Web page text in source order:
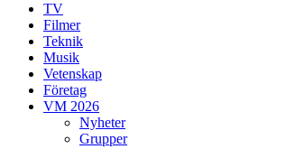
TV
Filmer
Teknik
Musik
Vetenskap
Företag
VM 2026
Nyheter
Grupper